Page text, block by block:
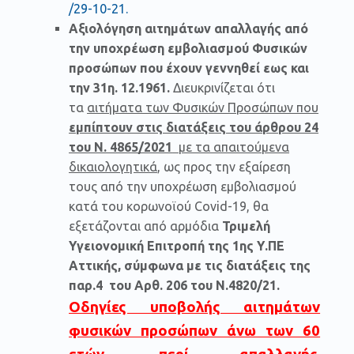
/29-10-21.
Αξιολόγηση αιτημάτων απαλλαγής από
την υποχρέωση εμβολιασμού Φυσικών
προσώπων που έχουν γεννηθεί εως και
την 31η. 12.1961.Διευκρινίζεται ότι
τα αιτήματα των Φυσικών Προσώπων που
εμπίπτουν στις διατάξεις του άρθρου 24
του Ν. 4865/2021
με τα απαιτούμενα
δικαιολογητικά, ως προς την εξαίρεση
τους από την υποχρέωση εμβολιασμού
κατά του κορωνοϊού Covid-19, θα
εξετάζονται από αρμόδια Τριμελή
Υγειονομική Επιτροπή της 1ης Υ.ΠΕ
Αττικής, σύμφωνα με τις διατάξεις της
παρ.4 του Αρθ. 206 του Ν.4820/21.
Οδηγίες υποβολής αιτημάτων
φυσικών προσώπων άνω των 60